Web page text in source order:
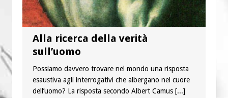
Alla ricerca della verità
sull’uomo
Possiamo davvero trovare nel mondo una risposta
esaustiva agli interrogativi che albergano nel cuore
dell’uomo? La risposta secondo Albert Camus [...]